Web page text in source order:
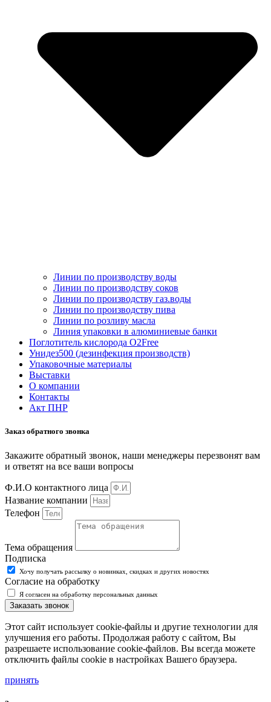
Линии по производству воды
Линии по производству соков
Линии по производству газ.воды
Линии по производству пива
Линии по розливу масла
Линия упаковки в алюминиевые банки
Поглотитель кислорода O2Free
Унидез500 (дезинфекция производств)
Упаковочные материалы
Выставки
О компании
Контакты
Акт ПНР
Заказ обратного звонка
Закажите обратный звонок, наши менеджеры перезвонят вам
и ответят на все ваши вопросы
Ф.И.О контактного лица
Название компании
Телефон
Тема обращения
Подписка
Хочу получать рассылку о новинках, скидках и других новостях
Согласие на обработку
Я согласен на обработку персональных данных
Заказать звонок
Этот сайт использует cookie-файлы и другие технологии для
улучшения его работы. Продолжая работу с сайтом, Вы
разрешаете использование cookie-файлов. Вы всегда можете
отключить файлы cookie в настройках Вашего браузера.
принять